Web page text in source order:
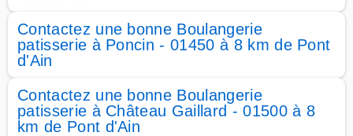
Contactez une bonne Boulangerie
patisserie à Poncin - 01450 à 8 km de Pont
d'Ain
Contactez une bonne Boulangerie
patisserie à Château Gaillard - 01500 à 8
km de Pont d'Ain